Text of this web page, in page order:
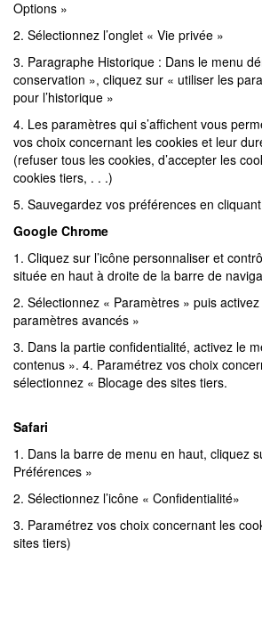
Options »
2. Sélectionnez l’onglet « Vie privée »
3. Paragraphe Historique : Dans le menu
conservation », cliquez sur « utiliser les
pour l’historique »
4. Les paramètres qui s’affichent vous
vos choix concernant les cookies et leur
(refuser tous les cookies, d’accepter les
cookies tiers, . . .)
5. Sauvegardez vos préférences en
Google Chrome
1. Cliquez sur l’icône personnaliser et
située en haut à droite de la barre de
2. Sélectionnez « Paramètres » puis
paramètres avancés »
3. Dans la partie confidentialité, activez le
contenus ». 4. Paramétrez vos choix
sélectionnez « Blocage des sites tiers.
Safari
1. Dans la barre de menu en haut, cliquez
Préférences »
2. Sélectionnez l’icône « Confidentialité»
3. Paramétrez vos choix concernant les
sites tiers)